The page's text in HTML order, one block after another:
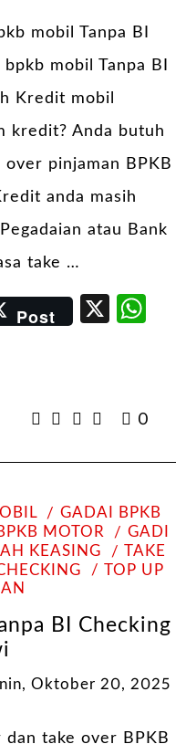
mobil Tanpa BI
mobil Tanpa BI
Kredit mobil
kredit? Anda butuh
over pinjaman BPKB
anda masih
atau Bank
take …
Post X
0
GADAI BPKB
MOTOR
GADI
KEASING
TAKE
TOP UP
BI Checking
Oktober 20, 2025